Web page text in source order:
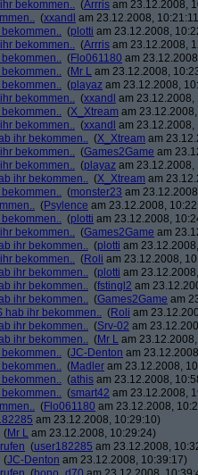
bekommen.. (Arrris am 23.12.2008,
(xxandl am 23.12.2008,
(plotti am 23.12.2008,
bekommen.. (Arrris am 23.12.2008,
(Flo061180 am
(Mr L am 23.12.2008,
(playaz am 23.12.2008,
bekommen.. (xxandl am 23.12.2008,
(X_Xtream am
bekommen.. (xxandl am 23.12.2008,
ihr bekommen.. (X_Xtream am
bekommen.. (Games2Game am
bekommen.. (playaz am 23.12.2008,
ihr bekommen.. (X_Xtream am
(monster23 am
(Psylence am 23.12.2008,
(plotti am 23.12.2008,
bekommen.. (Games2Game am
ihr bekommen.. (plotti am
bekommen.. (Roli am 23.12.2008,
ihr bekommen.. (plotti am
ihr bekommen.. (fstingl2 am
ihr bekommen.. (Games2Game am
hab ihr bekommen.. (Roli am
ihr bekommen.. (Srv-02 am
ihr bekommen.. (Mr L am
(JC-Denton am
(Madler am 23.12.2008,
(athis am 23.12.2008,
(smart42 am 23.12.2008,
(Flo061180 am 23.12.2008,
am 23.12.2008, 10:29:10)
(Mr L am 23.12.2008, 10:29:24)
(user182285 am 23.12.2008,
(JC-Denton am 23.12.2008, 10:39:17)